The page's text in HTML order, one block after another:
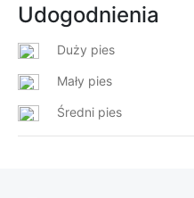
Udogodnienia
Duży pies
Mały pies
Średni pies